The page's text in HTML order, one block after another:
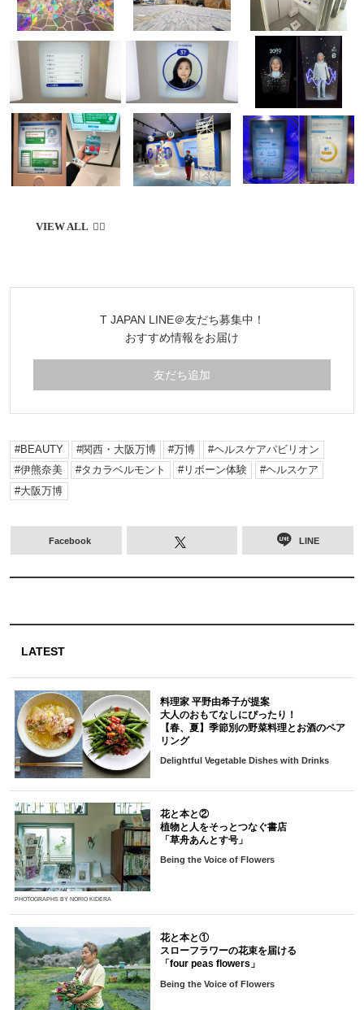
T JAPAN LINE＠友だち募集中！
おすすめ情報をお届け
友だち追加
BEAUTY 関西・大阪万博 万博
ヘルスケアパビリオン
伊熊奈美
タカラベルモント リボーン体験
ヘルスケア
大阪万博
Facebook LINE
LATEST
料理家 平野由希子が提案
大人のおもてなしにぴったり！
【春、夏】季節別の野菜料理とお酒のペア
リング
Delightful Vegetable Dishes with Drinks
PHOTOGRAPHS BY NORIO KIDERA
花と本と②
植物と人をそっとつなぐ書店
「草舟あんとす号」
Being the Voice of Flowers
花と本と①
スローフラワーの花束を届ける
「four peas flowers」
Being the Voice of Flowers